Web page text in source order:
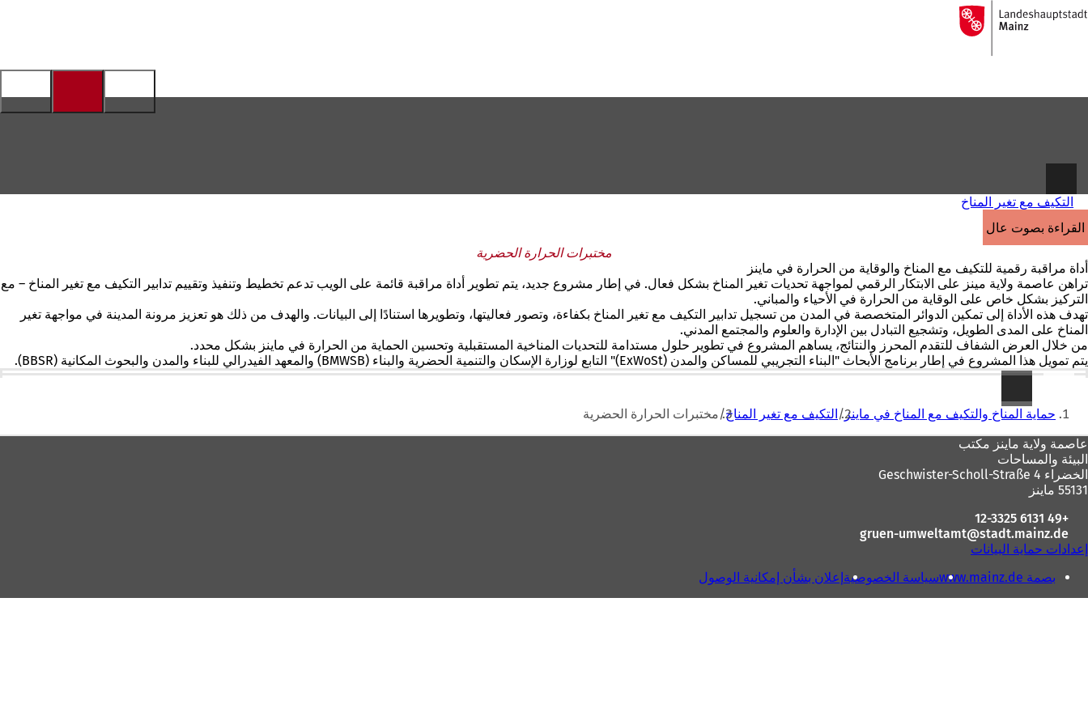
الانتقال إلى المحتوى
إلى
الصفحة
التكيف مع تغير المناخ
القراءة بصوت عالٍ
مختبرات الحرارة الحضرية
أداة مراقبة رقمية للتكيف مع المناخ والوقاية من الحرارة في ماينز
تراهن عاصمة ولاية مينز على الابتكار الرقمي لمواجهة تحديات تغير المناخ بشكل فعال. في إطار مشروع جديد، يتم تطوير أداة مراقبة قائمة على الويب تدعم تخطيط وتنفيذ وتقييم تدابير التكيف مع تغير المناخ – مع
التركيز بشكل خاص على الوقاية من الحرارة في الأحياء والمباني.
تهدف هذه الأداة إلى تمكين الدوائر المتخصصة في المدن من تسجيل تدابير التكيف مع تغير المناخ بكفاءة، وتصور فعاليتها، وتطويرها استنادًا إلى البيانات. والهدف من ذلك هو تعزيز مرونة المدينة في مواجهة تغير
المناخ على المدى الطويل، وتشجيع التبادل بين الإدارة والعلوم والمجتمع المدني.
من خلال العرض الشفاف للتقدم المحرز والنتائج، يساهم المشروع في تطوير حلول مستدامة للتحديات المناخية المستقبلية وتحسين الحماية من الحرارة في ماينز بشكل محدد.
يتم تمويل هذا المشروع في إطار برنامج الأبحاث "البناء التجريبي للمساكن والمدن (ExWoSt)" التابع لوزارة الإسكان والتنمية الحضرية والبناء (BMWSB) والمعهد الفيدرالي للبناء والمدن والبحوث المكانية (BBSR).
أنت حماية المناخ والتكيف مع المناخ في ماينز التكيف مع تغير المناخ مختبرات الحرارة الحضرية
منطقة
القدم
عاصمة ولاية ماينز مكتب
البيئة والمساحات
الخضراء Geschwister-Scholl-Straße 4
55131 ماينز
+49 6131 12-3325
gruen-umweltamt
stadt.mainz de
إعدادات حماية البيانات
بصمة www.mainz.de
سياسة الخصوصيةإعلان بشأن إمكانية الوصول